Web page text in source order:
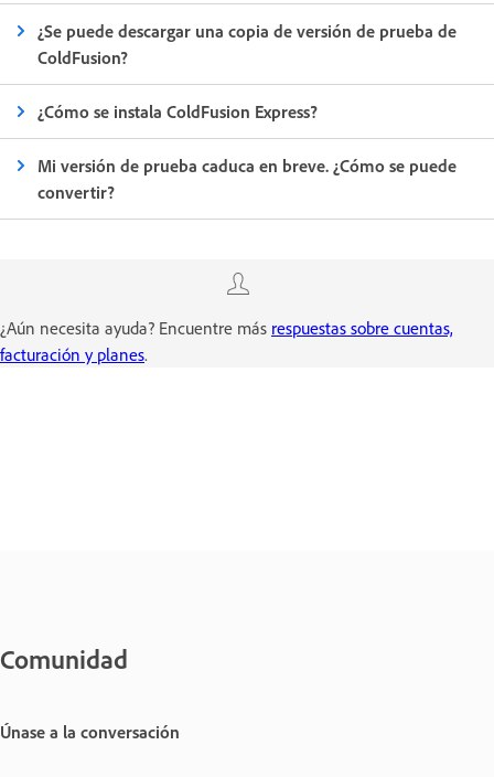
¿Se puede descargar una copia de versión de prueba de
ColdFusion?
¿Cómo se instala ColdFusion Express?
Mi versión de prueba caduca en breve. ¿Cómo se puede
convertir?
¿Aún necesita ayuda? Encuentre más respuestas sobre cuentas,
facturación y planes.
Comunidad
Únase a la conversación